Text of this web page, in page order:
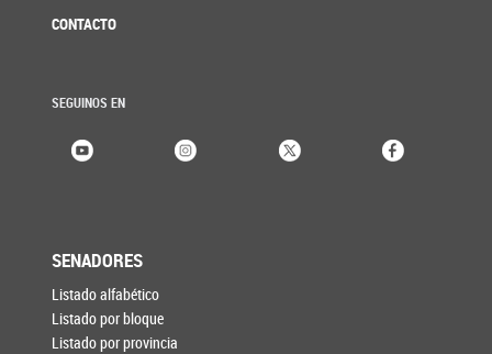
CONTACTO
SEGUINOS EN
SENADORES
Listado alfabético
Listado por bloque
Listado por provincia